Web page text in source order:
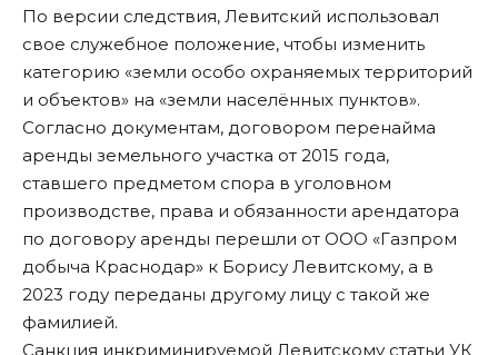
По версии следствия, Левитский использовал
свое служебное положение, чтобы изменить
категорию «земли особо охраняемых территорий
и объектов» на «земли населённых пунктов».
Согласно документам, договором перенайма
аренды земельного участка от 2015 года,
ставшего предметом спора в уголовном
производстве, права и обязанности арендатора
по договору аренды перешли от ООО «Газпром
добыча Краснодар» к Борису Левитскому, а в
2023 году переданы другому лицу с такой же
фамилией.
Санкция инкриминируемой Левитскому статьи УК